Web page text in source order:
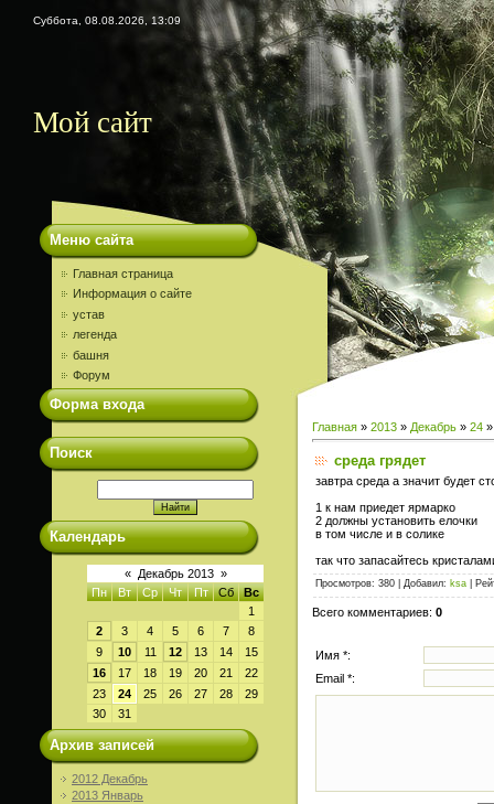
Суббота, 08.08.2026, 13:09
Мой сайт
Меню сайта
Главная страница
Информация о сайте
устав
легенда
башня
Форум
Форма входа
Поиск
Календарь
« Декабрь 2013 »
Пн
Вт Ср Чт Пт Сб
Вс
1
2
3 4 5 6 7
8
9
10 11 12 13 14
15
16
17 18 19 20 21
22
23
24 25 26 27 28
29
30
31
Архив записей
2012 Декабрь
2013 Январь
Главная » 2013 » Декабрь » 24
среда грядет
завтра среда а значит будет
1 к нам приедет ярмарко
2 должны установить елочки
в том числе и в солике
так что запасайтесь
Просмотров: 380 | Добавил: ksa
Всего комментариев: 0
Имя *:
Email *: